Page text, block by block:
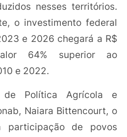
nesses territórios.
o investimento federal
e 2026 chegará a R$
64% superior ao
e 2022.
Política Agrícola e
Naiara Bittencourt, o
participação de povos